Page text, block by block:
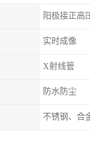
阳极接正高
实时成像
X射线管
防水防尘
不锈钢、合